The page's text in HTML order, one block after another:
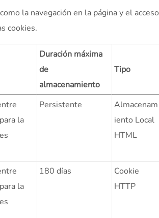
la navegación en la página y el acceso
cookies.
Duración máxima
de
almacenamiento
Tipo
la
Persistente
Almacenam
iento Local
HTML
la
180 días
Cookie
HTTP